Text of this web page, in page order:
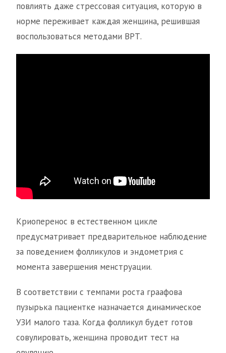
повлиять даже стрессовая ситуация, которую в
норме переживает каждая женщина, решившая
воспользоваться методами ВРТ.
Криоперенос в естественном цикле
предусматривает предварительное наблюдение
за поведением фолликулов и эндометрия с
момента завершения менструации.
В соответствии с темпами роста граафова
пузырька пациентке назначается динамическое
УЗИ малого таза. Когда фолликул будет готов
совулировать, женщина проводит тест на